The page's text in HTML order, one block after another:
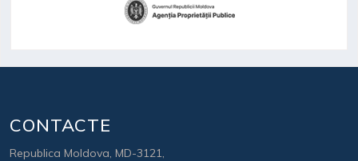
CONTACTE
Republica Moldova, MD-3121,